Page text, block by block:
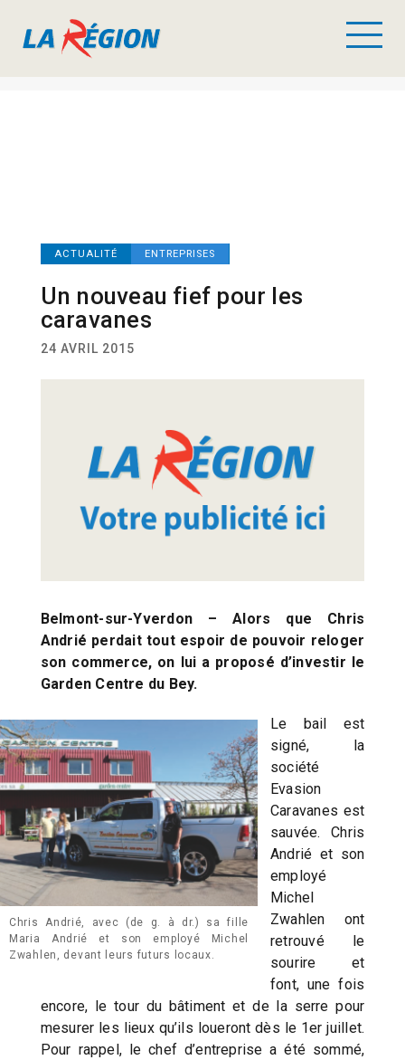
ACTUALITÉ ENTREPRISES
Un nouveau fief pour les
caravanes
24 AVRIL 2015
Belmont-sur-Yverdon – Alors que Chris
Andrié perdait tout espoir de pouvoir reloger
son commerce, on lui a proposé d’investir le
Garden Centre du Bey.
Chris Andrié, avec (de g. à dr.) sa fille
Maria Andrié et son employé Michel
Zwahlen, devant leurs futurs locaux.
Le bail est
signé, la
société
Evasion
Caravanes est
sauvée. Chris
Andrié et son
employé
Michel
Zwahlen ont
retrouvé le
sourire et
font, une fois
encore, le tour du bâtiment et de la serre pour
mesurer les lieux qu’ils loueront dès le 1er juillet.
Pour rappel, le chef d’entreprise a été sommé,